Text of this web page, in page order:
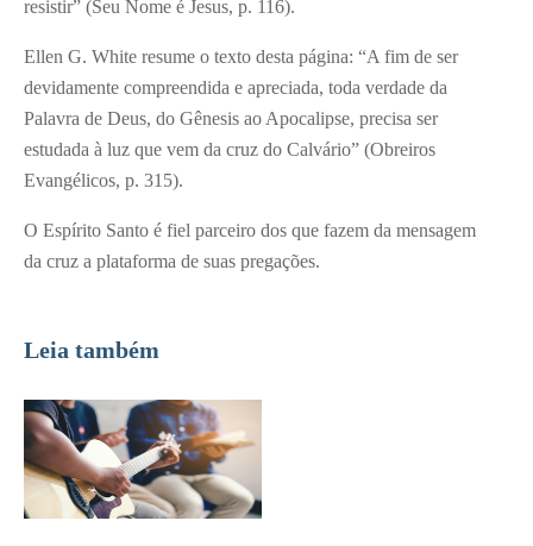
resistir” (Seu Nome é Jesus, p. 116).
Ellen G. White resume o texto desta página: “A fim de ser
devidamente compreendida e apreciada, toda verdade da
Palavra de Deus, do Gênesis ao Apocalipse, precisa ser
estudada à luz que vem da cruz do Calvário” (Obreiros
Evangélicos, p. 315).
O Espírito Santo é fiel parceiro dos que fazem da mensagem
da cruz a plataforma de suas pregações.
Leia também